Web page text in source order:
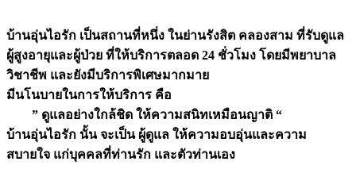
บ้านอุ่นไอรัก เป็นสถานที่หนึ่ง ในย่านรังสิต คลองสาม ที่รับดูแล
ผู้สูงอายุและผู้ป่วย ที่ให้บริการตลอด 24 ชั่วโมง โดยมีพยาบาล
วิชาชีพ และยังมีบริการพิเศษมากมาย
มีนโนบายในการให้บริการ คือ
” ดูแลอย่างใกล้ชิด ให้ความสนิทเหมือนญาติ “
บ้านอุ่นไอรัก นั้น จะเป็น ผู้ดูแล ให้ความอบอุ่นและความ
สบายใจ แก่บุคคลที่ท่านรัก และตัวท่านเอง